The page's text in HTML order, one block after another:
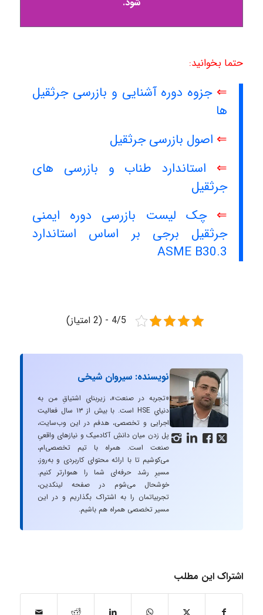
حتما بخوانید:
⇐جزوه دوره آشنایی و بازرسی جرثقیل
ها
⇐ اصول بازرسی جرثقیل
⇐ استاندارد طناب و بازرسی های
جرثقیل
⇐چک لیست بازرسی دوره ایمنی
جرثقیل برجی بر اساس استاندارد
ASME B30.3
4/5 - (2 امتیاز)
   
نویسنده: سیروان شیخی
«تجربه در صنعت»، زیربنایِ اشتیاقِ من به
دنیایِ HSE است. با بیش از ۱۳ سال فعالیت
اجرایی و تخصصی، هدفم در این وب‌سایت،
پل زدن میان دانشِ آکادمیک و نیازهای واقعیِ
صنعت است. همراه با تیم تخصصی‌ام،
می‌کوشیم تا با ارائه محتوای کاربردی و به‌روز،
مسیرِ رشد حرفه‌ای شما را هموارتر کنیم.
خوشحال می‌شوم در صفحه لینکدین،
تجربیاتمان را به اشتراک بگذاریم و در این
مسیر تخصصی همراه هم باشیم.
اشتراک این مطلب